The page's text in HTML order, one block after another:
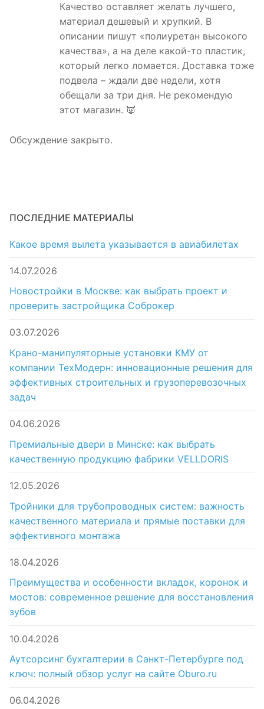
Качество оставляет желать лучшего,
материал дешевый и хрупкий. В
описании пишут «полиуретан высокого
качества», а на деле какой-то пластик,
который легко ломается. Доставка тоже
подвела – ждали две недели, хотя
обещали за три дня. Не рекомендую
этот магазин. 👿
Обсуждение закрыто.
ПОСЛЕДНИЕ МАТЕРИАЛЫ
Какое время вылета указывается в авиабилетах
14.07.2026
Новостройки в Москве: как выбрать проект и
проверить застройщика Соброкер
03.07.2026
Крано-манипуляторные установки КМУ от
компании ТехМодерн: инновационные решения для
эффективных строительных и грузоперевозочных
задач
04.06.2026
Премиальные двери в Минске: как выбрать
качественную продукцию фабрики VELLDORIS
12.05.2026
Тройники для трубопроводных систем: важность
качественного материала и прямые поставки для
эффективного монтажа
18.04.2026
Преимущества и особенности вкладок, коронок и
мостов: современное решение для восстановления
зубов
10.04.2026
Аутсорсинг бухгалтерии в Санкт-Петербурге под
ключ: полный обзор услуг на сайте Oburo.ru
06.04.2026